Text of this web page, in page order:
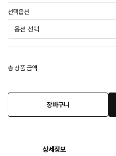
선택옵션
총 상품 금액
장바구니
상세정보